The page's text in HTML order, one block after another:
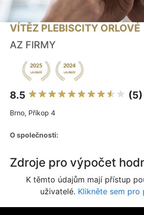
VÍTĚZ PLEBISCITY ORLOVÉ
AZ FIRMY
8.5 (5)
Brno, Příkop 4
O společnosti:
Zdroje pro výpočet
K těmto údajům mají přístup
uživatelé. Klikněte sem pro